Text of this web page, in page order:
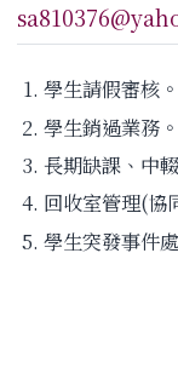
學生請假審核。
學生銷過業務。
長期缺課、中
回收室管理(協
學生突發事件